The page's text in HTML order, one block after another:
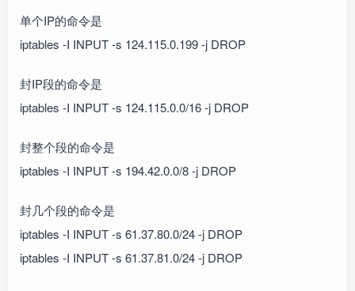
单个IP的命令是
iptables -I INPUT -s 124.115.0.199 -j DROP
封IP段的命令是
iptables -I INPUT -s 124.115.0.0/16 -j DROP
封整个段的命令是
iptables -I INPUT -s 194.42.0.0/8 -j DROP
封几个段的命令是
iptables -I INPUT -s 61.37.80.0/24 -j DROP
iptables -I INPUT -s 61.37.81.0/24 -j DROP